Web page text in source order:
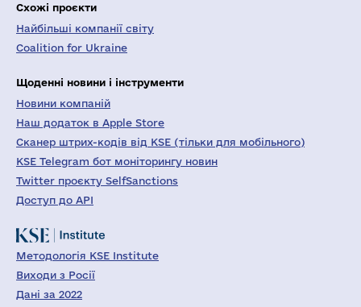
Схожі проєкти
Найбільші компанії світу
Coalition for Ukraine
Щоденні новини і інструменти
Новини компаній
Наш додаток в Apple Store
Сканер штрих-кодів від KSE (тільки для мобільного)
KSE Telegram бот моніторингу новин
Twitter проєкту SelfSanctions
Доступ до API
Методологія KSE Institute
Виходи з Росії
Дані за 2022